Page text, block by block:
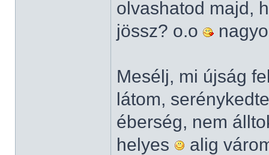
olvashatod majd,
jössz? o.o
Mesélj, mi újság
látom,
éberség, nem
helyes
alig